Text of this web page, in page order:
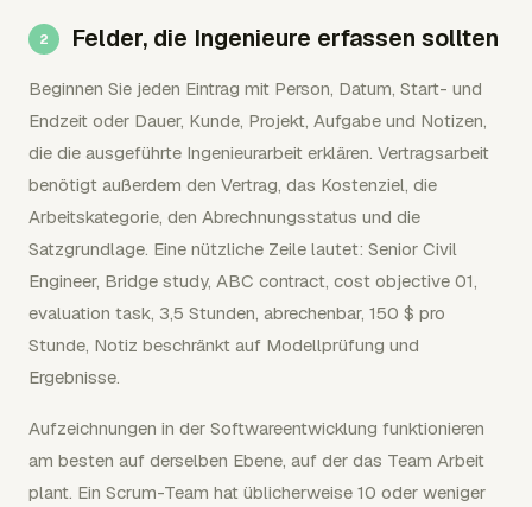
Felder, die Ingenieure erfassen sollten
Beginnen Sie jeden Eintrag mit Person, Datum, Start- und
Endzeit oder Dauer, Kunde, Projekt, Aufgabe und Notizen,
die die ausgeführte Ingenieurarbeit erklären. Vertragsarbeit
benötigt außerdem den Vertrag, das Kostenziel, die
Arbeitskategorie, den Abrechnungsstatus und die
Satzgrundlage. Eine nützliche Zeile lautet: Senior Civil
Engineer, Bridge study, ABC contract, cost objective 01,
evaluation task, 3,5 Stunden, abrechenbar, 150 $ pro
Stunde, Notiz beschränkt auf Modellprüfung und
Ergebnisse.
Aufzeichnungen in der Softwareentwicklung funktionieren
am besten auf derselben Ebene, auf der das Team Arbeit
plant. Ein Scrum-Team hat üblicherweise 10 oder weniger